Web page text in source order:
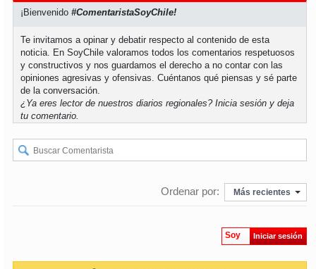
¡Bienvenido#ComentaristaSoyChile!
Te invitamos a opinar y debatir respecto al contenido de esta
noticia. En SoyChile valoramos todos los comentarios respetuosos
y constructivos y nos guardamos el derecho a no contar con las
opiniones agresivas y ofensivas. Cuéntanos qué piensas y sé parte
de la conversación.
¿Ya eres lector de nuestros diarios regionales?Inicia sesión y deja
tu comentario.
Ordenar por: Más recientes
Soy Iniciar sesión